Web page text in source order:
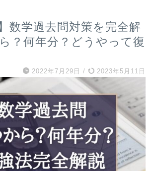
数学過去問対策を完全解
？何年分？どうやって復
2022年7月29日 / 2023年5月11日